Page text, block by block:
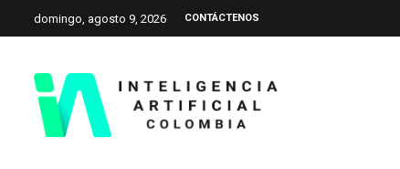
domingo, agosto 9, 2026 CONTÁCTENOS